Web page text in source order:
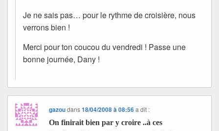
Je ne sais pas… pour le rythme de croisière, nous
verrons bien !
Merci pour ton coucou du vendredi ! Passe une
bonne journée, Dany !
gazoudans18/04/2008 à 08:56 a dit :
On finirait bien par y croire ..à ces